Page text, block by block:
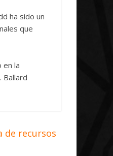
ha sido un
que
en la
Ballard
de recursos